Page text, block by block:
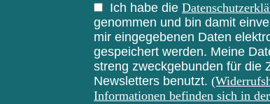
Ich habe die
genommen und bin damit
mir eingegebenen Daten
gespeichert werden. Meine
streng zweckgebunden für die
Newsletters benutzt.
Informationen befinden sich in